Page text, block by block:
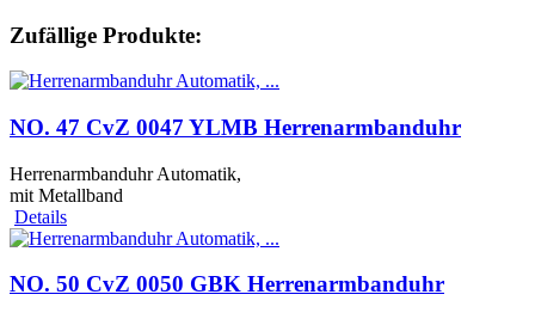
Zufällige Produkte:
NO. 47 CvZ 0047 YLMB Herrenarmbanduhr
Herrenarmbanduhr Automatik,
mit Metallband
Details
NO. 50 CvZ 0050 GBK Herrenarmbanduhr